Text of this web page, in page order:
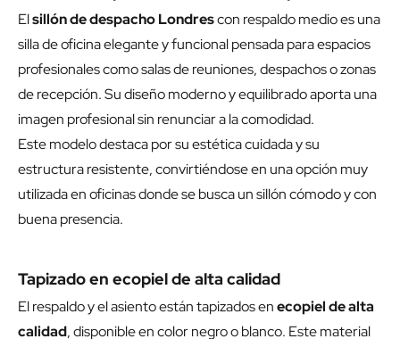
Elsillón de despacho Londrescon respaldo medio es una
silla de oficina elegante y funcional pensada para espacios
profesionales como salas de reuniones, despachos o zonas
de recepción. Su diseño moderno y equilibrado aporta una
imagen profesional sin renunciar a la comodidad.
Este modelo destaca por su estética cuidada y su
estructura resistente, convirtiéndose en una opción muy
utilizada en oficinas donde se busca un sillón cómodo y con
buena presencia.
Tapizado en ecopiel de alta calidad
El respaldo y el asiento están tapizados enecopiel de alta
calidad, disponible en color negro o blanco. Este material